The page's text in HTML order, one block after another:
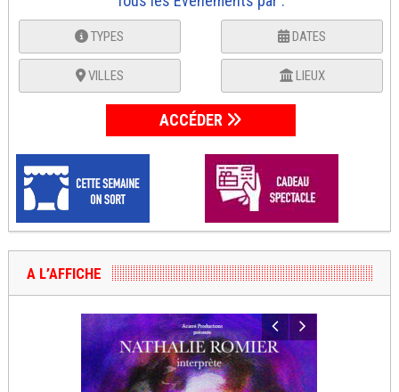
TYPES DATES
VILLES LIEUX
ACCÉDER
A L’AFFICHE